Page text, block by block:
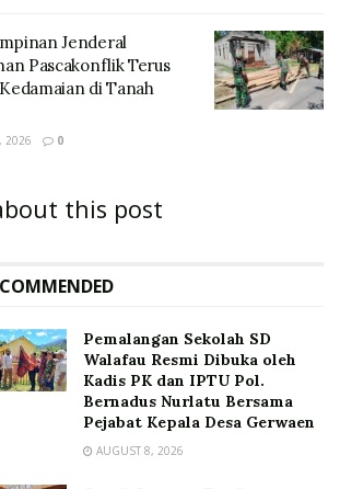
Jenderal
Pascakonflik Terus
di Tanah
2026 0
this post
Pemalangan Sekolah SD
Walafau Resmi Dibuka oleh
Kadis PK dan IPTU Pol.
Bernadus Nurlatu Bersama
Pejabat Kepala Desa Gerwaen
AUGUST 8, 2026